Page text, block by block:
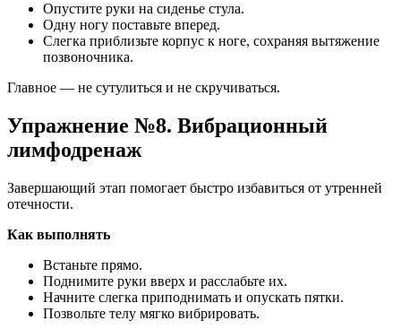
Опустите руки на сиденье стула.
Одну ногу поставьте вперед.
Слегка приблизьте корпус к ноге, сохраняя вытяжение
позвоночника.
Главное — не сутулиться и не скручиваться.
Упражнение №8. Вибрационный
лимфодренаж
Завершающий этап помогает быстро избавиться от утренней
отечности.
Как выполнять
Встаньте прямо.
Поднимите руки вверх и расслабьте их.
Начните слегка приподнимать и опускать пятки.
Позвольте телу мягко вибрировать.